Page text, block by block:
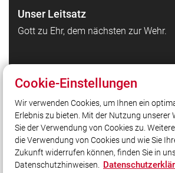
Unser Leitsatz
Gott zu Ehr, dem nächsten zur Wehr.
Feuerwehr Waldbrunn auf Facebook
Feuerwehr Waldbrunn auf Instagram
Kreisfeuerwehrverband Würzburg
Homepage Gemeinde Waldbrunn
Cookie-Einstellungen
Wir verwenden Cookies, um Ihnen ein
Erlebnis zu bieten. Mit der Nutzung unserer
Sie der Verwendung von Cookies zu.
die Verwendung von Cookies und wie Sie
Zukunft widerrufen können, finden Sie in
Datenschutzhinweisen.